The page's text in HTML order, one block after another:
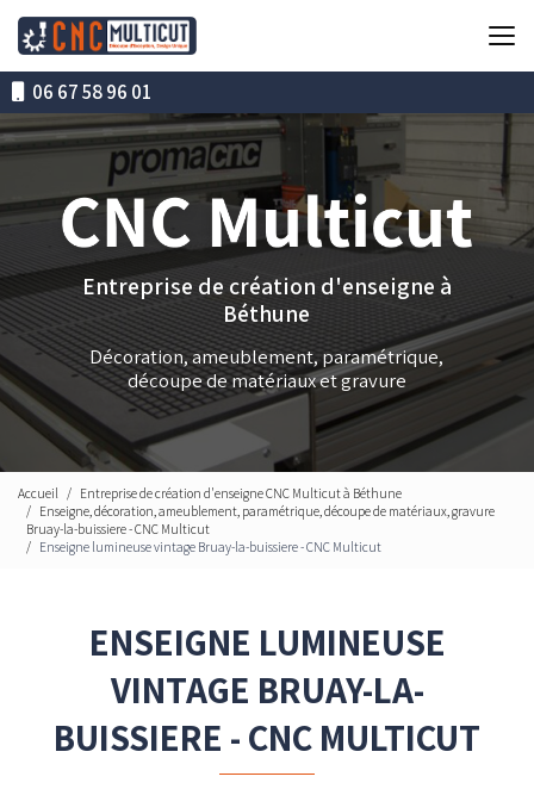
contenu
principal06 67 58 96 01
Entreprise de création d'enseigne à
Béthune
Décoration, ameublement, paramétrique,
découpe de matériaux et gravure
Accueil
Entreprise de création d'enseigne CNC Multicut à Béthune
Enseigne, décoration, ameublement, paramétrique, découpe de matériaux, gravure
Bruay-la-buissiere - CNC Multicut
Enseigne lumineuse vintage Bruay-la-buissiere - CNC Multicut
ENSEIGNE LUMINEUSE
VINTAGE BRUAY-LA-
BUISSIERE - CNC MULTICUT